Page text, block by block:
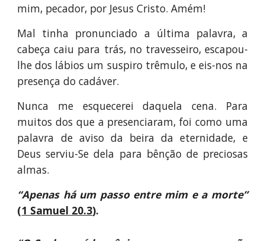
mim, pecador, por Jesus Cristo. Amém!
Mal tinha pronunciado a última palavra, a
cabeça caiu para trás, no travesseiro, escapou-
lhe dos lábios um suspiro trêmulo, e eis-nos na
presença do cadáver.
Nunca me esquecerei daquela cena. Para
muitos dos que a presenciaram, foi como uma
palavra de aviso da beira da eternidade, e
Deus serviu-Se dela para bênção de preciosas
almas.
“Apenas há um passo entre mim e a morte”
(1 Samuel 20.3).